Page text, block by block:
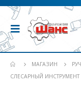
МАГАЗИН
СЛЕСАРНЫЙ ИНСТРУМЕНТ